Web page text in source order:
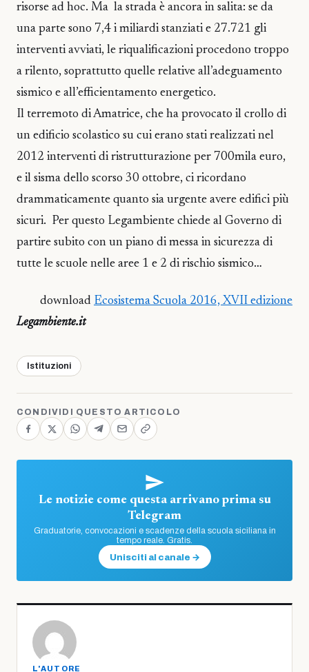
risorse ad hoc. Ma la strada è ancora in salita: se da
una parte sono 7,4 i miliardi stanziati e 27.721 gli
interventi avviati, le riqualificazioni procedono troppo
a rilento, soprattutto quelle relative all’adeguamento
sismico e all’efficientamento energetico.
Il terremoto di Amatrice, che ha provocato il crollo di
un edificio scolastico su cui erano stati realizzati nel
2012 interventi di ristrutturazione per 700mila euro,
e il sisma dello scorso 30 ottobre, ci ricordano
drammaticamente quanto sia urgente avere edifici più
sicuri. Per questo Legambiente chiede al Governo di
partire subito con un piano di messa in sicurezza di
tutte le scuole nelle aree 1 e 2 di rischio sismico…
download Ecosistema Scuola 2016, XVII edizione
Legambiente.it
Istituzioni
CONDIVIDI QUESTO ARTICOLO
Le notizie come questa arrivano prima su
Telegram
Graduatorie, convocazioni e scadenze della scuola siciliana in
tempo reale. Gratis.
Unisciti al canale →
L'AUTORE